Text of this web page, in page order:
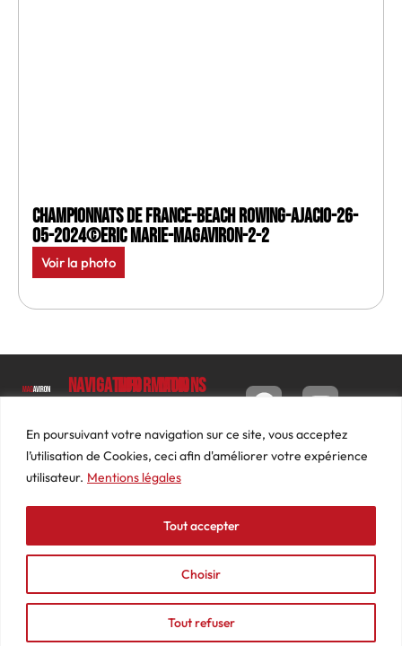
En poursuivant votre navigation sur ce site, vous acceptez
l’utilisation de Cookies, ceci afin d'améliorer votre expérience
utilisateur. Mentions légales
Choisir
Tout refuser
Tout accepter
Championnats de France-Beach rowing-Ajacio-26-
05-2024©Eric Marie-MagAviron-2-2
Voir la photo
Luc
Barbier
69640
74
87
contact@mediasaviron.fr
Navigation
Le
Magazine
Photos
Actualités
Podcasts
Informations
Conditions
générales
de ventes
Mentions
légales
Mon
Tableau
de bord
Commandes
Adresses
Détails
du
compte